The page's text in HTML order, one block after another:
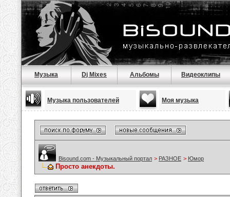
Музыка Dj Mixes Альбомы Видеоклипы
Музыка пользователей Моя музыка
Bisound.com - Музыкальный портал > РАЗНОЕ > Юмор
Просто анекдоты.